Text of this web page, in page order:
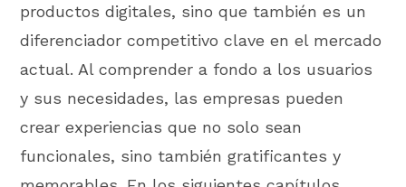
productos digitales, sino que también es un
diferenciador competitivo clave en el mercado
actual. Al comprender a fondo a los usuarios
y sus necesidades, las empresas pueden
crear experiencias que no solo sean
funcionales, sino también gratificantes y